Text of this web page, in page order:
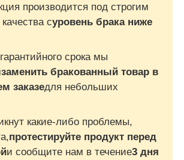
производится под строгим
суровень брака ниже
срока мы
заменить бракованный товар в
заказедля небольших
какие-либо проблемы,
протестируйте продукт перед
и сообщите нам в течение3 дня